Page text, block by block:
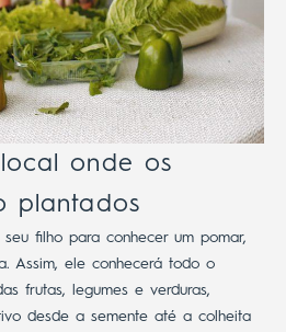
onde os
plantados
filho para conhecer um pomar,
Assim, ele conhecerá todo o
frutas, legumes e verduras,
desde a semente até a colheita